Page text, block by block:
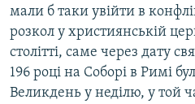
мали б таки увійти в
розкол у християнській
столітті, саме через дату
196 році на Соборі в Римі
Великдень у неділю, у той